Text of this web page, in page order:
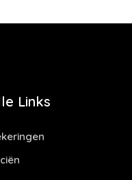
Links